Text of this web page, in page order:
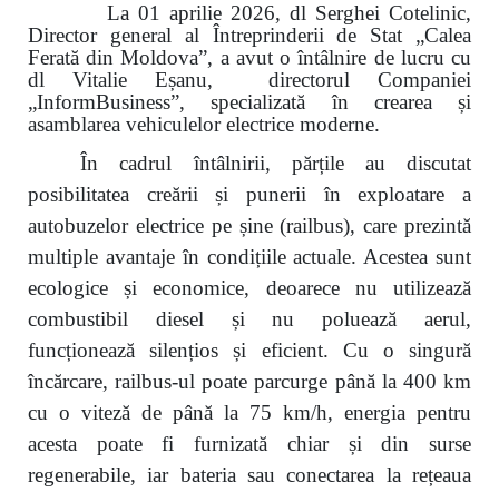
La 01 aprilie 2026, dl Serghei Cotelinic,
Director general al Întreprinderii de Stat „Calea
Ferată din Moldova”, a avut o întâlnire de lucru cu
dl Vitalie Eșanu, directorul Companiei
„InformBusiness”, specializată în crearea și
asamblarea vehiculelor electrice moderne.
În cadrul întâlnirii, părțile au discutat
posibilitatea creării și punerii în exploatare a
autobuzelor electrice pe șine (railbus), care prezintă
multiple avantaje în condițiile actuale. Acestea sunt
ecologice și economice, deoarece nu utilizează
combustibil diesel și nu poluează aerul,
funcționează silențios și eficient. Cu o singură
încărcare, railbus-ul poate parcurge până la 400 km
cu o viteză de până la 75 km/h, energia pentru
acesta poate fi furnizată chiar și din surse
regenerabile, iar bateria sau conectarea la rețeaua